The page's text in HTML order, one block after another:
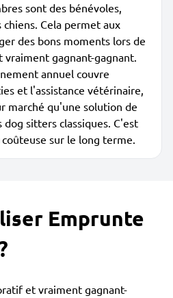
sont des bénévoles,
Cela permet aux
des bons moments lors de
vraiment gagnant-gagnant.
annuel couvre
et l'assistance vétérinaire,
marché qu'une solution de
dog sitters classiques. C'est
sur le long terme.
Emprunte
et vraiment gagnant-